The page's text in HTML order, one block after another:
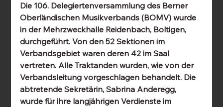
Die 106. Delegiertenversammlung des Berner
Oberländischen Musikverbands (BOMV) wurde
in der Mehrzweckhalle Reidenbach, Boltigen,
durchgeführt. Von den 52 Sektionen im
Verbandsgebiet waren deren 42 im Saal
vertreten. Alle Traktanden wurden, wie von der
Verbandsleitung vorgeschlagen behandelt. Die
abtretende Sekretärin, Sabrina Anderegg,
wurde für ihre langjährigen Verdienste im